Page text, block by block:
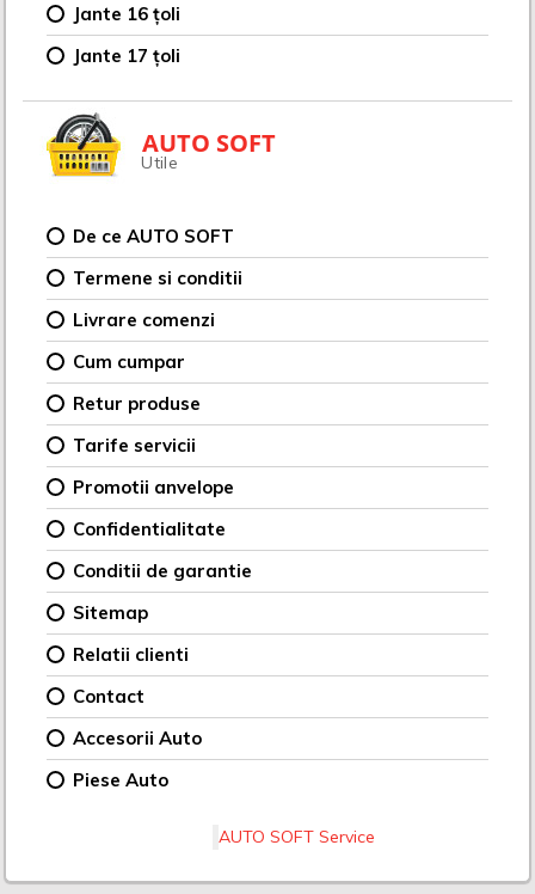
Jante 16 țoli
Jante 17 țoli
AUTO SOFT
Utile
De ce AUTO SOFT
Termene si conditii
Livrare comenzi
Cum cumpar
Retur produse
Tarife servicii
Promotii anvelope
Confidentialitate
Conditii de garantie
Sitemap
Relatii clienti
Contact
Accesorii Auto
Piese Auto
AUTO SOFT Service